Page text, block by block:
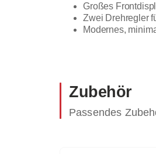
Großes
Zwei Drehregler
Modernes,
Zubehör
Passendes